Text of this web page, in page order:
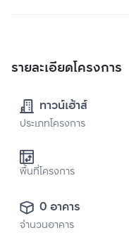
รายละเอียดโครงการ
ทาวน์เฮ้าส์
ประเภทโครงการ
พื้นที่โครงการ
0 อาคาร
จำนวนอาคาร